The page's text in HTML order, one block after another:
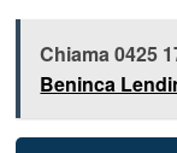
Chiama 0425
Beninca